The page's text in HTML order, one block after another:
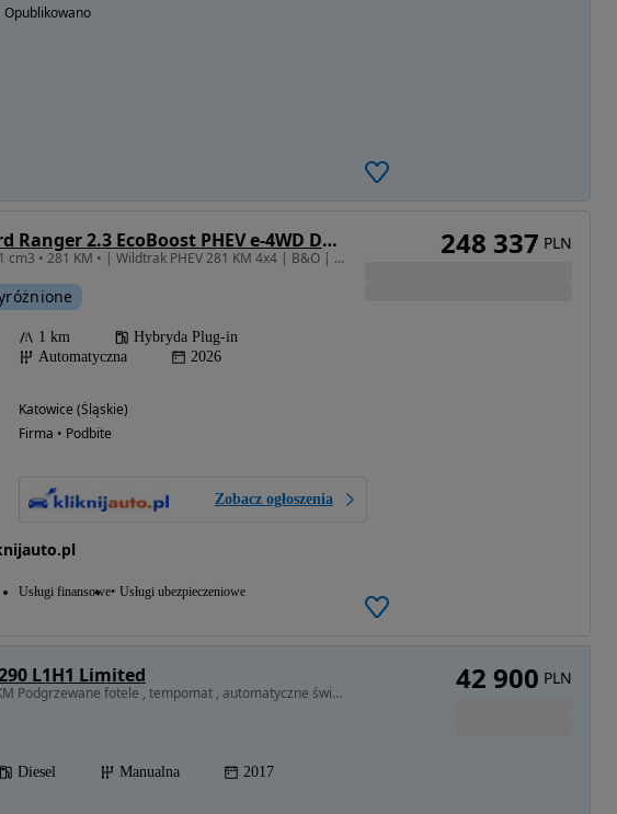
Opublikowano
Ford Ranger 2.3 EcoBoost PHEV e-4WD DC Wildtrak
2261 cm3 • 281 KM • | Wildtrak PHEV 281 KM 4x4 | B&O | BlueCruise | Elektryczna Roleta
1 km
Hybryda Plug-in
Automatyczna
2026
Katowice (Śląskie)
Firma • Podbite
Zobacz ogłoszenia
Usługi finansowe Usługi ubezpieczeniowe
248 337 PLN
L1H1 Limited
1996 cm3 • 170 KM • 2.0 170 KM Podgrzewane fotele , tempomat , automatyczne światła
Diesel Manualna 2017
42 900 PLN